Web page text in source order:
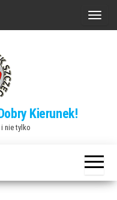
P
n
a
w
Kierunek!
nie tylko